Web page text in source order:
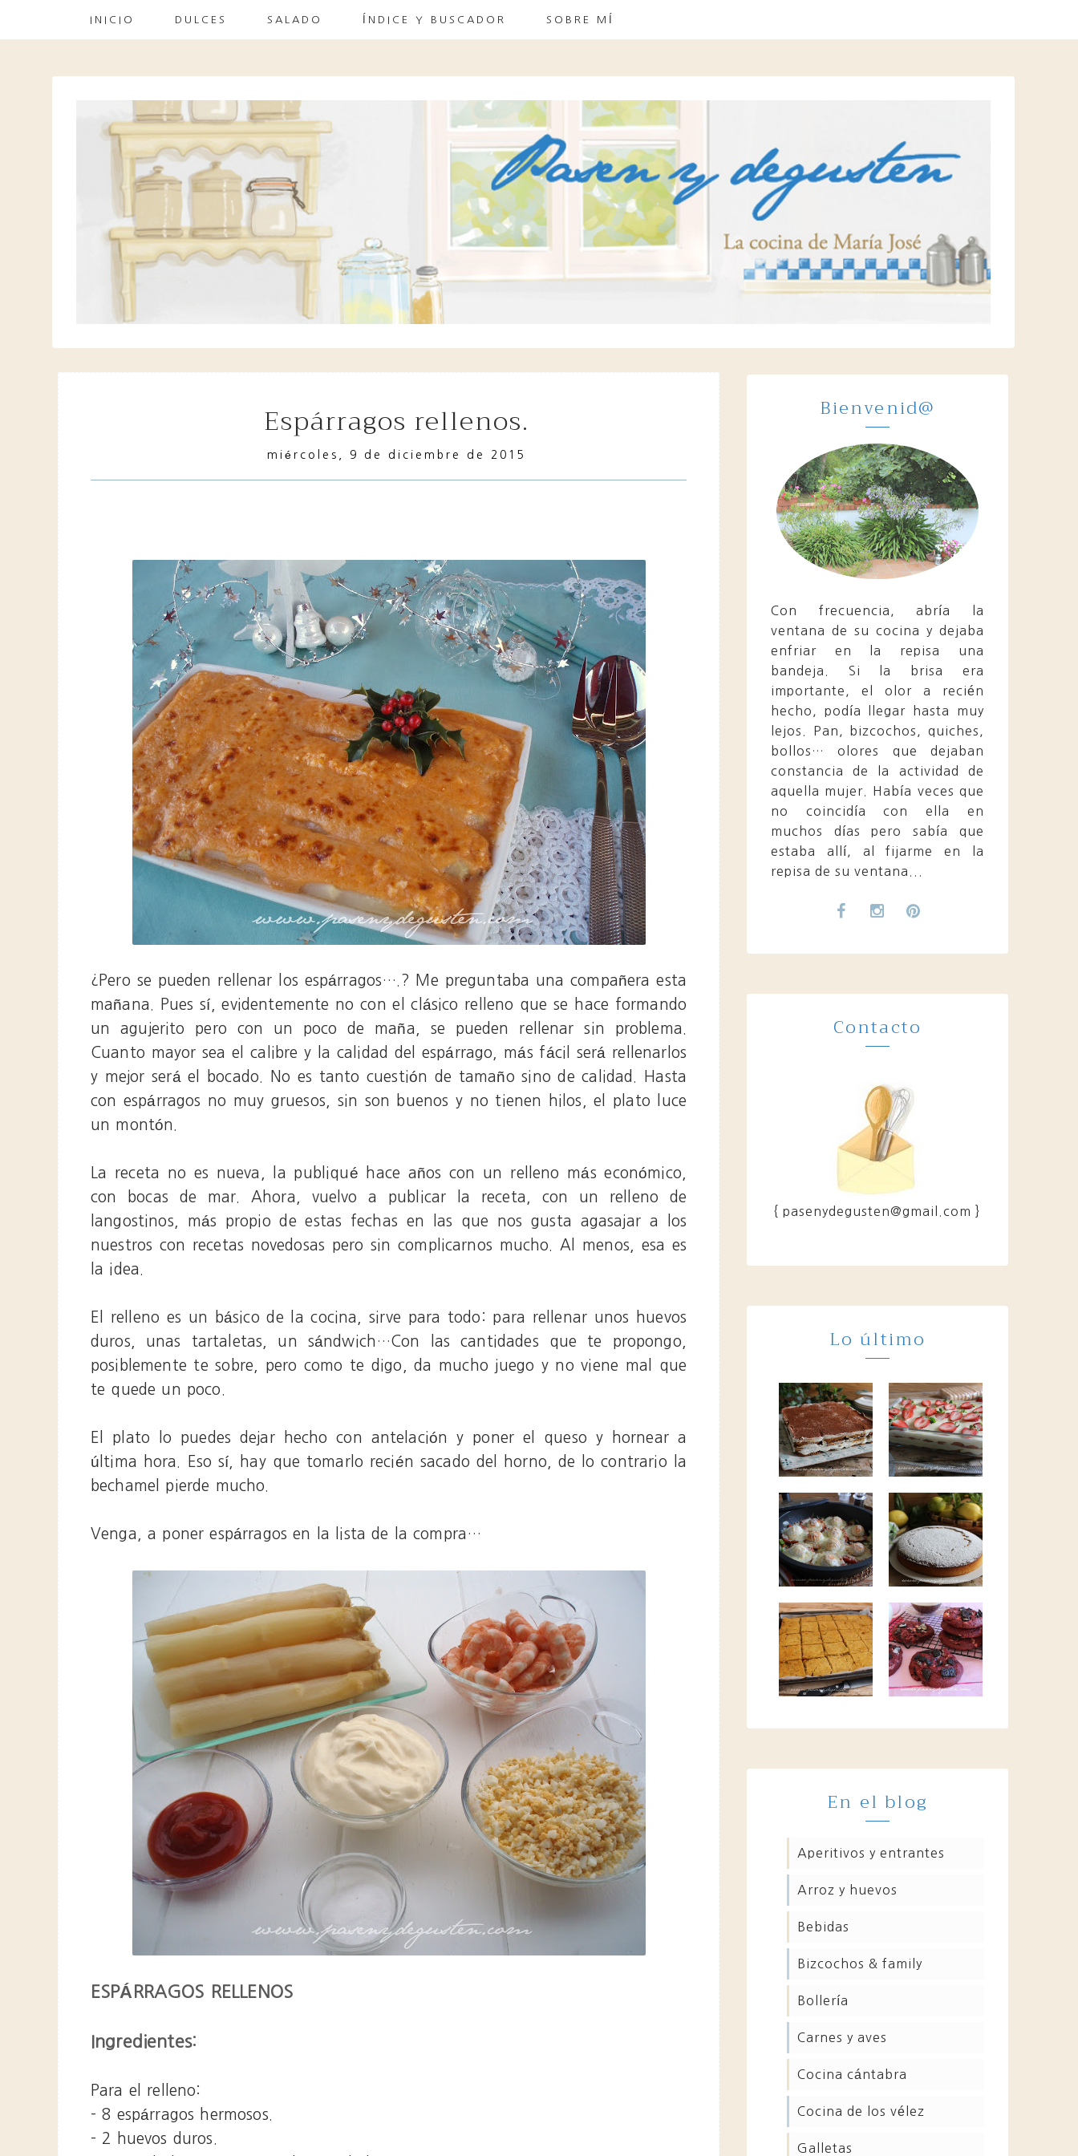
INICIO DULCES SALADO ÍNDICE Y BUSCADOR SOBRE MÍ
espárragos rellenos.
miércoles, 9 de diciembre de 2015
¿Pero se pueden rellenar los espárragos….? Me preguntaba una compañera esta
mañana. Pues sí, evidentemente no con el clásico relleno que se hace formando
un agujerito pero con un poco de maña, se pueden rellenar sin problema.
Cuanto mayor sea el calibre y la calidad del espárrago, más fácil será rellenarlos
y mejor será el bocado. No es tanto cuestión de tamaño sino de calidad. Hasta
con espárragos no muy gruesos, sin son buenos y no tienen hilos, el plato luce
un montón.
La receta no es nueva, la publiqué hace años con un relleno más económico,
con bocas de mar. Ahora, vuelvo a publicar la receta, con un relleno de
langostinos, más propio de estas fechas en las que nos gusta agasajar a los
nuestros con recetas novedosas pero sin complicarnos mucho. Al menos, esa es
la idea.
El relleno es un básico de la cocina, sirve para todo: para rellenar unos huevos
duros, unas tartaletas, un sándwich…Con las cantidades que te propongo,
posiblemente te sobre, pero como te digo, da mucho juego y no viene mal que
te quede un poco.
El plato lo puedes dejar hecho con antelación y poner el queso y hornear a
última hora. Eso sí, hay que tomarlo recién sacado del horno, de lo contrario la
bechamel pierde mucho.
Venga, a poner espárragos en la lista de la compra…
ESPÁRRAGOS RELLENOS
Ingredientes:
Para el relleno:
- 8 espárragos hermosos.
- 2 huevos duros.
Bienvenid@
Con frecuencia, abría la
ventana de su cocina y dejaba
enfriar en la repisa una
bandeja. Si la brisa era
importante, el olor a recién
hecho, podía llegar hasta muy
lejos. Pan, bizcochos, quiches,
bollos… olores que dejaban
constancia de la actividad de
aquella mujer. Había veces que
no coincidía con ella en
muchos días pero sabía que
estaba allí, al fijarme en la
repisa de su ventana...
Contacto
{ pasenydegusten@gmail.com }
Lo último
En el blog
aperitivos y entrantes
arroz y huevos
bebidas
bizcochos & family
bollería
carnes y aves
cocina cántabra
cocina de los vélez
galletas